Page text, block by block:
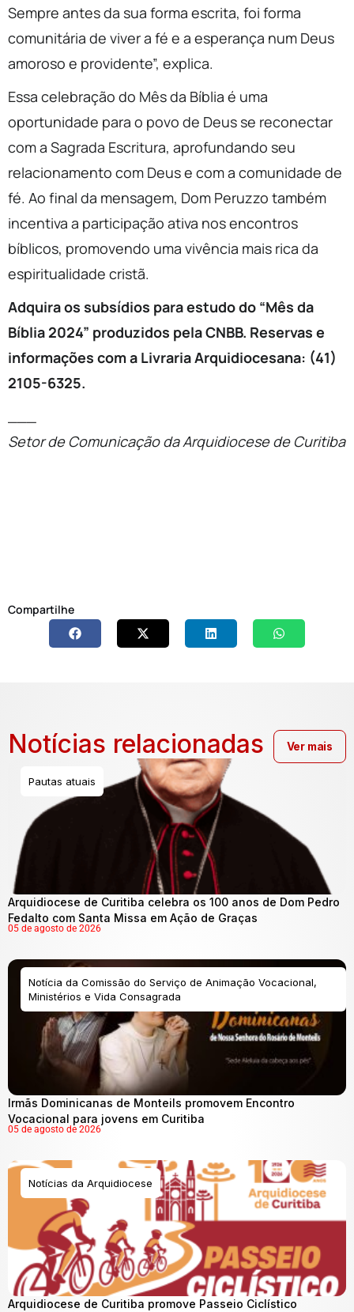
Sempre antes da sua forma escrita, foi forma
comunitária de viver a fé e a esperança num Deus
amoroso e providente”, explica.
Essa celebração do Mês da Bíblia é uma
oportunidade para o povo de Deus se reconectar
com a Sagrada Escritura, aprofundando seu
relacionamento com Deus e com a comunidade de
fé. Ao final da mensagem, Dom Peruzzo também
incentiva a participação ativa nos encontros
bíblicos, promovendo uma vivência mais rica da
espiritualidade cristã.
Adquira os subsídios para estudo do “Mês da
Bíblia 2024” produzidos pela CNBB. Reservas e
informações com a Livraria Arquidiocesana: (41)
2105-6325.
Setor de Comunicação da Arquidiocese de Curitiba
Compartilhe
Notícias relacionadas
Pautas atuais
Arquidiocese de Curitiba celebra os 100 anos de Dom Pedro
Fedalto com Santa Missa em Ação de Graças
05 de agosto de 2026
Notícia da Comissão do Serviço de Animação Vocacional,
Ministérios e Vida Consagrada
Irmãs Dominicanas de Monteils promovem Encontro
Vocacional para jovens em Curitiba
05 de agosto de 2026
Notícias da Arquidiocese
Arquidiocese de Curitiba promove Passeio Ciclístico
Ver mais